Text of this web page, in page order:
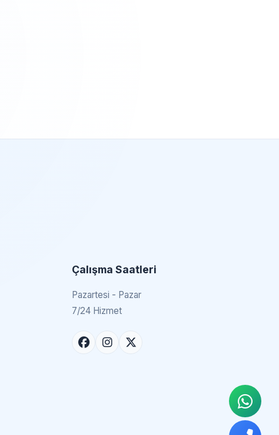
Çalışma Saatleri
Pazartesi - Pazar
7/24 Hizmet